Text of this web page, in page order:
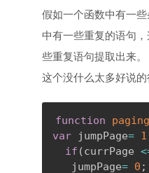
假如一个函数中有一
中有一些重复的语句
些重复语句提取出来。
这个没什么太多好说的
function paging
var jumpPage= 1
if (currPage
   jumpPage
= 0 ;